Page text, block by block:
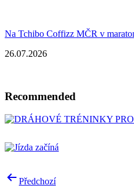
Na Tchibo Coffizz MČR v
26.07.2026
Recommended
PostPředchozí